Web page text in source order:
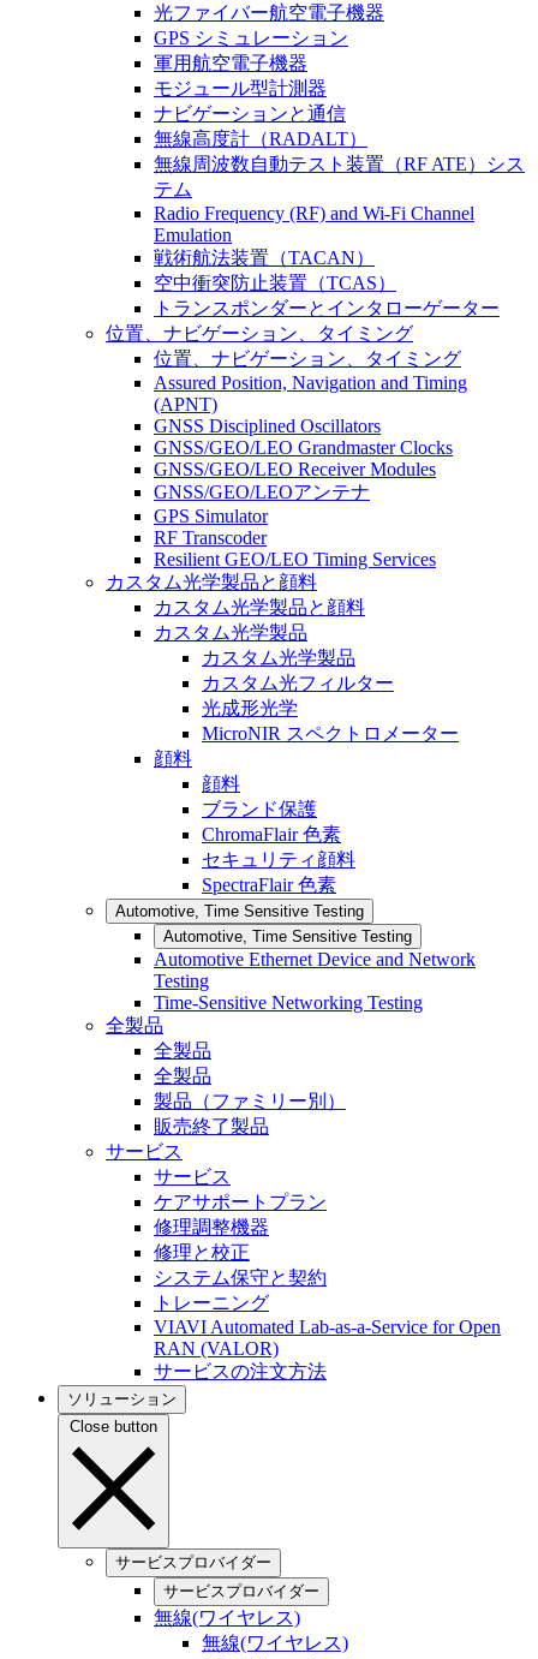
光ファイバー航空電子機器
GPS シミュレーション
軍用航空電子機器
モジュール型計測器
ナビゲーションと通信
無線高度計（RADALT）
無線周波数自動テスト装置（RF ATE）シス
テム
Radio Frequency (RF) and Wi-Fi Channel
Emulation
戦術航法装置（TACAN）
空中衝突防止装置（TCAS）
トランスポンダーとインタローゲーター
位置、ナビゲーション、タイミング
位置、ナビゲーション、タイミング
Assured Position, Navigation and Timing
(APNT)
GNSS Disciplined Oscillators
GNSS/GEO/LEO Grandmaster Clocks
GNSS/GEO/LEO Receiver Modules
GNSS/GEO/LEOアンテナ
GPS Simulator
RF Transcoder
Resilient GEO/LEO Timing Services
カスタム光学製品と顔料
カスタム光学製品と顔料
カスタム光学製品
カスタム光学製品
カスタム光フィルター
光成形光学
MicroNIR スペクトロメーター
顔料
顔料
ブランド保護
ChromaFlair 色素
セキュリティ顔料
SpectraFlair 色素
Automotive, Time Sensitive Testing
Automotive, Time Sensitive Testing
Automotive Ethernet Device and Network
Testing
Time-Sensitive Networking Testing
全製品
全製品
全製品
製品（ファミリー別）
販売終了製品
サービス
サービス
ケアサポートプラン
修理調整機器
修理と校正
システム保守と契約
トレーニング
VIAVI Automated Lab-as-a-Service for Open
RAN (VALOR)
サービスの注文方法
ソリューション
Close button
サービスプロバイダー
サービスプロバイダー
無線(ワイヤレス)
無線(ワイヤレス)